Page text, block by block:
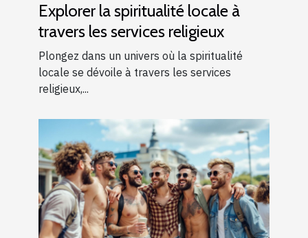
Explorer la spiritualité locale à
travers les services religieux
Plongez dans un univers où la spiritualité
locale se dévoile à travers les services
religieux,...